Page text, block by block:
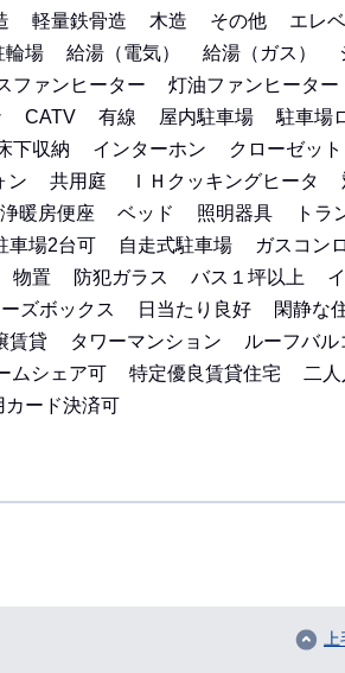
軽量鉄骨造 木造 その他 エレ
輪場 給湯（電気） 給湯（ガス）
ファンヒーター 灯油ファンヒーター
CATV 有線 屋内駐車場
駐車場
下収納 インターホン クローゼット
ン 共用庭 ＩＨクッキングヒータ
暖房便座 ベッド 照明器具 トラ
車場2台可 自走式駐車場 ガスコン
物置 防犯ガラス バス１坪以上
ズボックス 日当たり良好 閑静な
賃貸 タワーマンション ルーフバル
ムシェア可 特定優良賃貸住宅 二
カード決済可